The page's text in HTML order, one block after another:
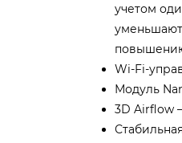
учетом
Wi-Fi-
Модуль
3D Airflow